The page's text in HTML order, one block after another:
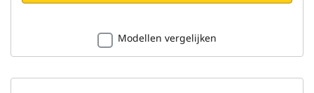
Modellen vergelijken